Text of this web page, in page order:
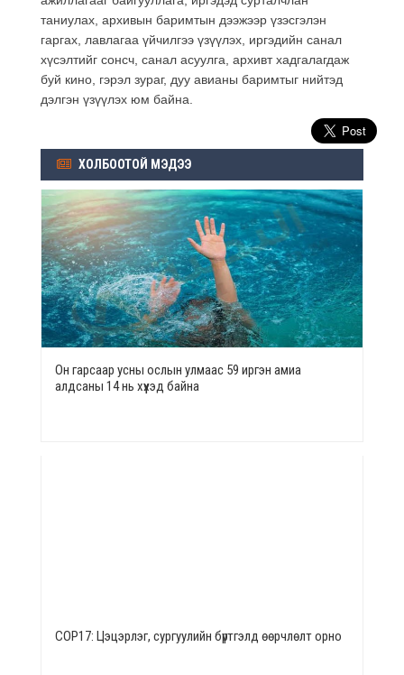
таниулах, архивын баримтын дээжээр үзэсгэлэн
гаргах, лавлагаа үйчилгээ үзүүлэх, иргэдийн санал
хүсэлтийг сонсч, санал асуулга, архивт хадгалагдаж
буй кино, гэрэл зураг, дуу авианы баримтыг нийтэд
дэлгэн үзүүлэх юм байна.
ХОЛБООТОЙ МЭДЭЭ
Он гарсаар усны ослын улмаас 59 иргэн амиа
алдсаны 14 нь хүүхэд байна
СОР17: Цэцэрлэг, сургуулийн бүртгэлд өөрчлөлт орно